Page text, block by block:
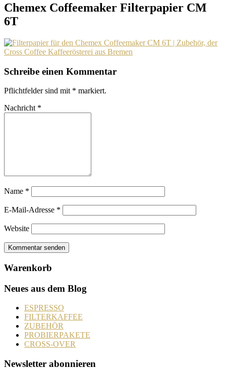
Chemex Coffeemaker Filterpapier CM
6T
Schreibe einen Kommentar
Pflichtfelder sind mit * markiert.
Nachricht *
Name *
E-Mail-Adresse *
Website
Warenkorb
Neues aus dem Blog
ESPRESSO
FILTERKAFFEE
ZUBEHÖR
PROBIERPAKETE
CROSS-OVER
Newsletter abonnieren